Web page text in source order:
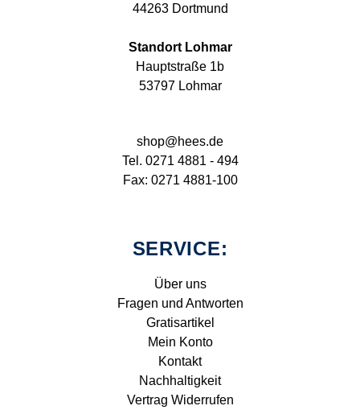
44263 Dortmund
Standort Lohmar
Hauptstraße 1b
53797 Lohmar
shop@hees.de
Tel. 0271 4881 - 494
Fax: 0271 4881-100
SERVICE:
Über uns
Fragen und Antworten
Gratisartikel
Mein Konto
Kontakt
Nachhaltigkeit
Vertrag Widerrufen